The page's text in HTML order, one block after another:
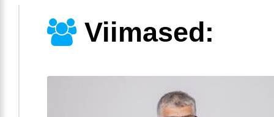
Viimased: